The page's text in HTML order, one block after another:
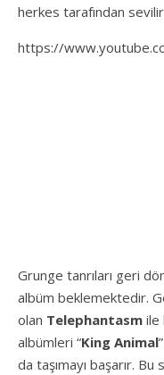
herkes tarafından
https://
Grunge tanrıları geri
albüm beklemektedir.
olan Telephantasm ile
albümleri “King Animal
da taşımayı başarır. Bu